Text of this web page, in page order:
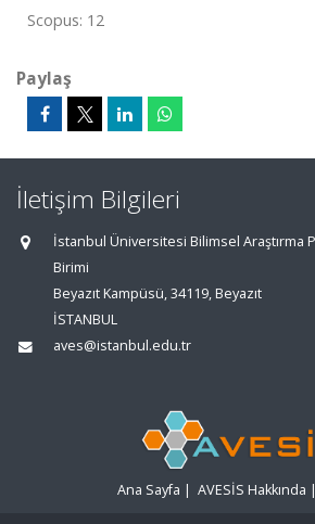
Scopus: 12
Paylaş
İletişim Bilgileri
İstanbul Üniversitesi Bilimsel Araştırma
Birimi
Beyazıt Kampüsü, 34119, Beyazıt
İSTANBUL
aves@istanbul.edu.tr
Ana Sayfa | AVESİS Hakkında |